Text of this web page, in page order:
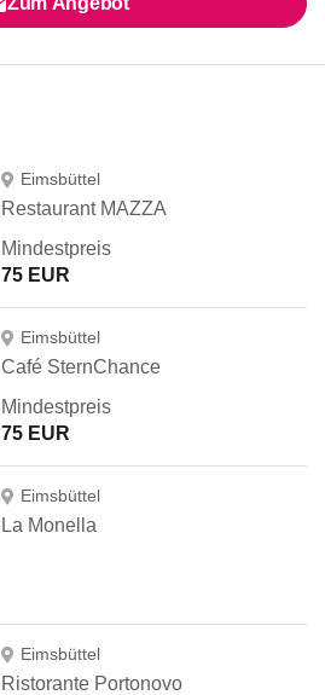
Eimsbüttel
Restaurant MAZZA
Mindestpreis
75 EUR
Eimsbüttel
Café SternChance
Mindestpreis
75 EUR
Eimsbüttel
La Monella
Eimsbüttel
Ristorante Portonovo